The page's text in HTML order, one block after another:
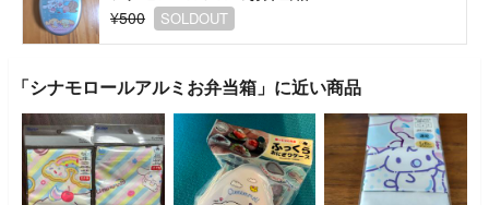
¥500
SOLDOUT
「シナモロールアルミお弁当箱」に近い商品